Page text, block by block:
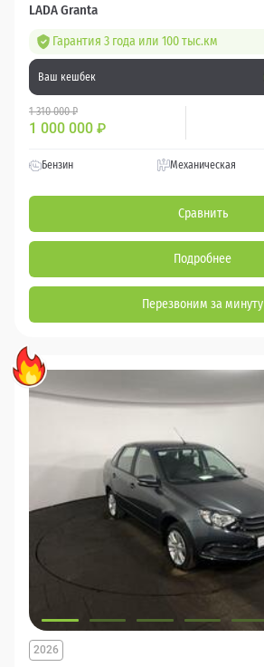
LADA Granta
Гарантия 3 года или 100 тыс.км
Ваш кешбек
1 310 000 ₽
1 000 000 ₽
Бензин Механическая
Сравнить
Подробнее
Перезвоним за минуту
2026